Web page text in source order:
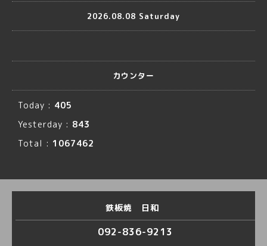
2026.08.08 Saturday
カウンター
Today : 405
Yesterday : 843
Total : 1067462
鉄板焼 日和
092-836-9213